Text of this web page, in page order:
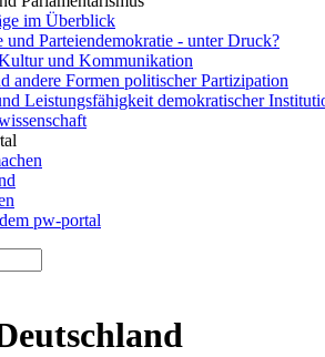
im Überblick
und Parteiendemokratie - unter Druck?
und Kommunikation
andere Formen politischer Partizipation
Leistungsfähigkeit demokratischer
pw-portal